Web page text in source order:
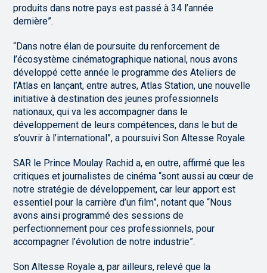
produits dans notre pays est passé à 34 l’année
dernière”.
“Dans notre élan de poursuite du renforcement de
l’écosystème cinématographique national, nous avons
développé cette année le programme des Ateliers de
l’Atlas en lançant, entre autres, Atlas Station, une nouvelle
initiative à destination des jeunes professionnels
nationaux, qui va les accompagner dans le
développement de leurs compétences, dans le but de
s’ouvrir à l’international”, a poursuivi Son Altesse Royale.
SAR le Prince Moulay Rachid a, en outre, affirmé que les
critiques et journalistes de cinéma “sont aussi au cœur de
notre stratégie de développement, car leur apport est
essentiel pour la carrière d’un film”, notant que “Nous
avons ainsi programmé des sessions de
perfectionnement pour ces professionnels, pour
accompagner l’évolution de notre industrie”.
Son Altesse Royale a, par ailleurs, relevé que la